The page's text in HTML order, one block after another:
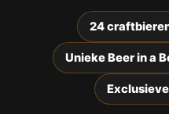
24
Unieke Beer in a